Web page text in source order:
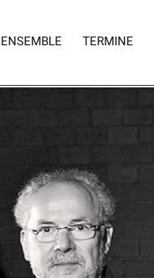
ENSEMBLE TERMINE